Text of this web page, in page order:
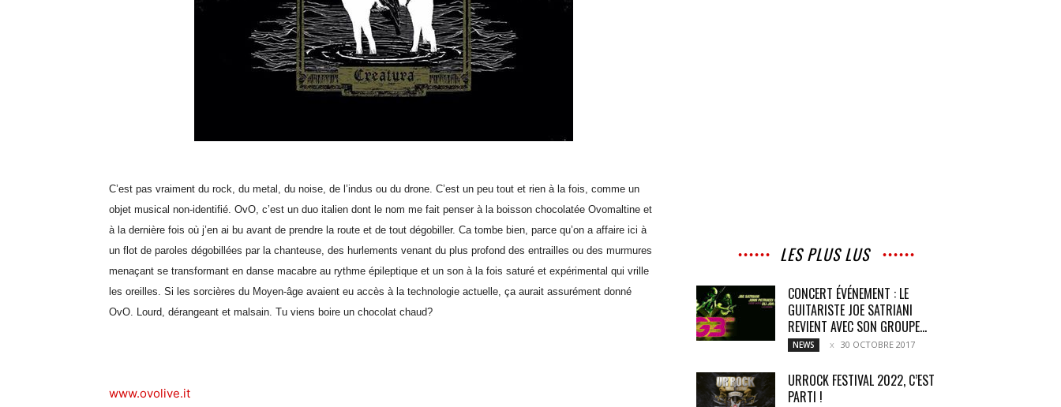
C’est pas vraiment du rock, du metal, du noise, de l’indus ou du drone. C’est un peu tout et rien à la fois, comme un
objet musical non-identifié. OvO, c’est un duo italien dont le nom me fait penser à la boisson chocolatée Ovomaltine et
à la dernière fois où j’en ai bu avant de prendre la route et de tout dégobiller. Ca tombe bien, parce qu’on a affaire ici à
un flot de paroles dégobillées par la chanteuse, des hurlements venant du plus profond des entrailles ou des murmures
menaçant se transformant en danse macabre au rythme épileptique et un son à la fois saturé et expérimental qui vrille
les oreilles. Si les sorcières du Moyen-âge avaient eu accès à la technologie actuelle, ça aurait assurément donné
OvO. Lourd, dérangeant et malsain. Tu viens boire un chocolat chaud?
www.ovolive.it
LES PLUS LUS
CONCERT ÉVÉNEMENT : LE
GUITARISTE JOE SATRIANI
REVIENT AVEC SON GROUPE...
NEWS 30 OCTOBRE 2017
URROCK FESTIVAL 2022, C’EST
PARTI !